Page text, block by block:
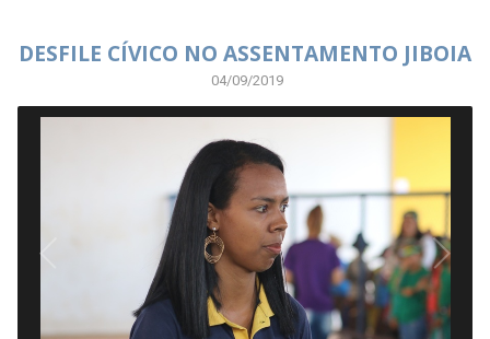
DESFILE CÍVICO NO ASSENTAMENTO JIBOIA
04/09/2019